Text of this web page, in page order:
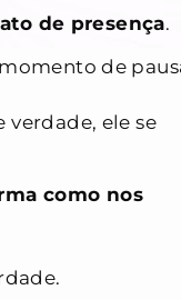
de presença.
de
verdade, ele se
como nos